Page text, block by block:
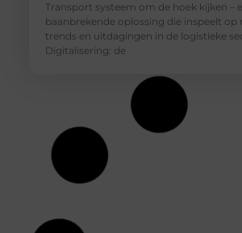
Transport systeem om de hoek kijken –
baanbrekende oplossing die inspeelt op
trends en uitdagingen in de logistieke
Digitalisering: de